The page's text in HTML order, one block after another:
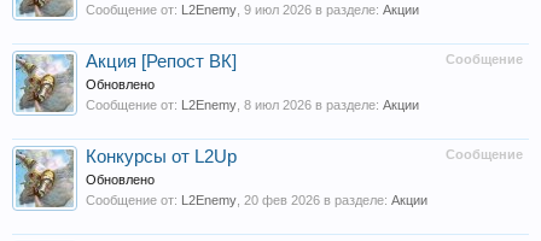
Сообщение от: L2Enemy 9 июл 2026 в разделе: Акции
Сообщение
Акция [Репост ВК]
Обновлено
Сообщение от: L2Enemy 8 июл 2026 в разделе: Акции
Сообщение
Конкурсы от L2Up
Обновлено
Сообщение от: L2Enemy 20 фев 2026 в разделе: Акции